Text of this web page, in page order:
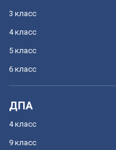
3 класс
4 класс
5 класс
6 класс
ДПА
4 класс
9 класс